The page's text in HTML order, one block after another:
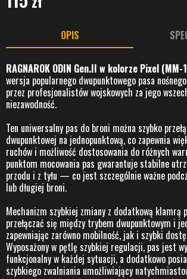
OPIS
RAGNAROK ODIN Gen.II w kolorze Pixel (MM-
wersja popularnego dwupunktowego pasa
przez profesjonalistów wojskowych za jego
niezawodność.
Ten uniwersalny pas do broni można szybko
dwupunktowej na jednopunktową, co zapewnia
ruchów i możliwość dostosowania do różnych
punktom mocowania pas gwarantuje stabilne
przodu i z tyłu — co jest szczególnie ważne
lub długiej broni.
Mechanizm szybkiej zmiany z dodatkową klamrą
przełączać się między trybem dwupunktowym i
zapewniając zarówno mobilność, jak i szybki
Wyposażony w pętlę szybkiej regulacji, pas jest
funkcjonalny w każdej sytuacji, a dodatkowo
szybkiego zwalniania umożliwiający